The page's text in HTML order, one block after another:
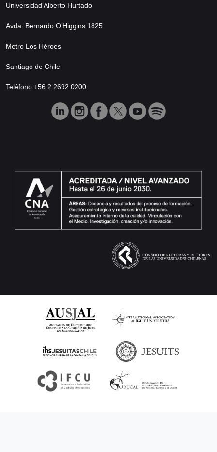
Universidad Alberto Hurtado
Avda. Bernardo O’Higgins 1825
Metro Los Héroes
Santiago de Chile
Teléfono +56 2 2692 0200